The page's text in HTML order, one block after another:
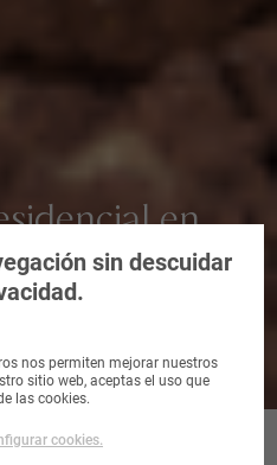
en
Huelvasin descuidar
nos permiten mejorar nuestros
sitio web, aceptas el uso que
las cookies.
cookies.